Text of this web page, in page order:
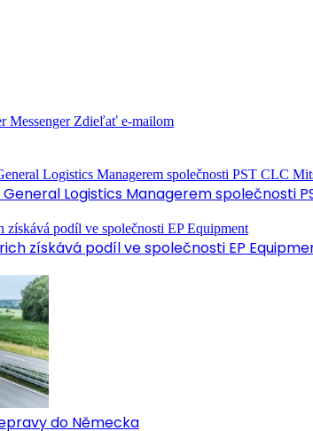
Messenger Zdieľať e-mailom
Logistics Managerem společnosti
získává podíl ve společnosti EP
do Německa